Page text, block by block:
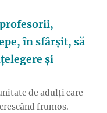
profesorii,
în sfârșit, să
și
de adulți care
frumos.